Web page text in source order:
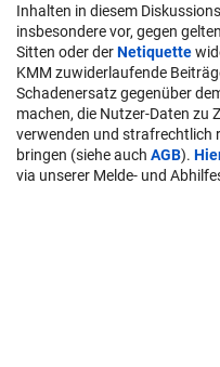
Inhalten in diesem
insbesondere vor, gegen
Sitten oder derNetiquette
KMM zuwiderlaufende
Schadenersatz gegenüber
machen, die Nutzer-Daten zu
verwenden und strafrechtlich
bringen (siehe auch AGB).
via unserer Melde- und